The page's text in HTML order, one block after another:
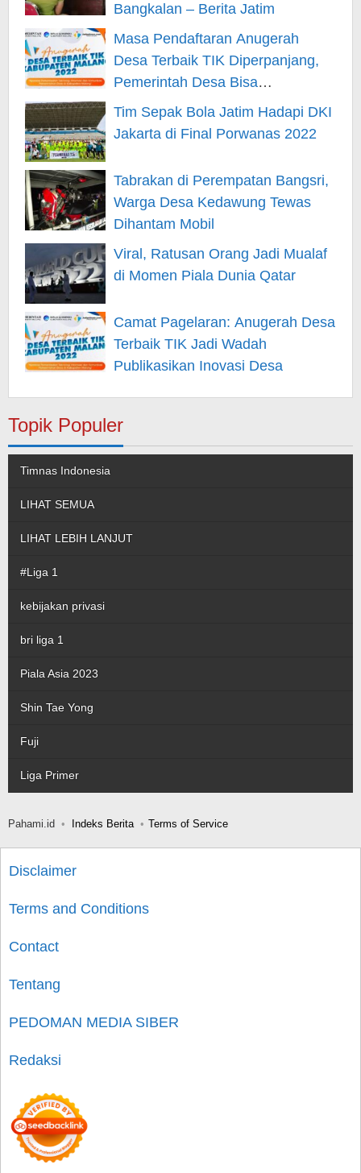
Bangkalan – Berita Jatim
Masa Pendaftaran Anugerah
Desa Terbaik TIK Diperpanjang,
Pemerintah Desa Bisa
Manfaatkan Waktu
Tim Sepak Bola Jatim Hadapi DKI
Jakarta di Final Porwanas 2022
Tabrakan di Perempatan Bangsri,
Warga Desa Kedawung Tewas
Dihantam Mobil
Viral, Ratusan Orang Jadi Mualaf
di Momen Piala Dunia Qatar
Camat Pagelaran: Anugerah Desa
Terbaik TIK Jadi Wadah
Publikasikan Inovasi Desa
Topik Populer
Timnas Indonesia
LIHAT SEMUA
LIHAT LEBIH LANJUT
#Liga 1
kebijakan privasi
bri liga 1
Piala Asia 2023
Shin Tae Yong
Fuji
Liga Primer
Pahami.id Indeks Berita Terms of Service
Disclaimer
Terms and Conditions
Contact
Tentang
PEDOMAN MEDIA SIBER
Redaksi